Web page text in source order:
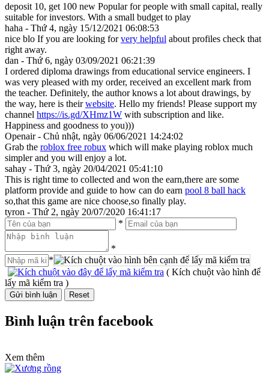
deposit 10, get 100 new Popular for people with small capital, really
suitable for investors. With a small budget to play
haha - Thứ 4, ngày 15/12/2021 06:08:53
nice blo If you are looking forvery helpful about profiles check that
right away.
dan - Thứ 6, ngày 03/09/2021 06:21:39
I ordered diploma drawings from educational service engineers. I
was very pleased with my order, received an excellent mark from
the teacher. Definitely, the author knows a lot about drawings, by
the way, here is theirwebsite. Hello my friends! Please support my
channel https://is.gd/XHmz1W with subscription and like.
Happiness and goodness to you)))
Openair - Chủ nhật, ngày 06/06/2021 14:24:02
Grab the roblox free robux which will make playing roblox much
simpler and you will enjoy a lot.
sahay - Thứ 3, ngày 20/04/2021 05:41:10
This is right time to collected and won the earn,there are some
platform provide and guide to how can do earn pool 8 ball hack
so,that this game are nice choose,so finally play.
tyron - Thứ 2, ngày 20/07/2020 16:41:17
*
*
*
( Kích chuột vào hình để
lấy mã kiểm tra )
Bình luận trên facebook
Xem thêm